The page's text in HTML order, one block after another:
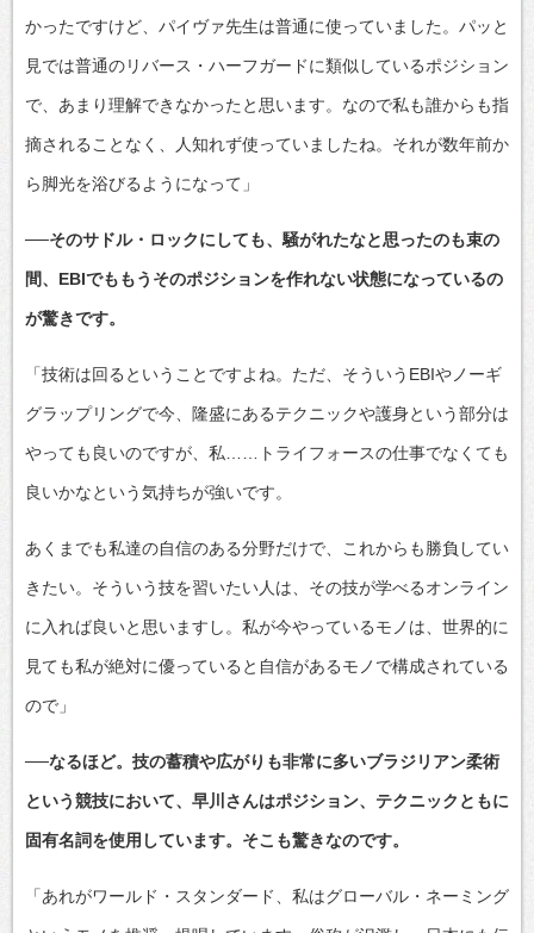
かったですけど、パイヴァ先生は普通に使っていました。パッと
見では普通のリバース・ハーフガードに類似しているポジション
で、あまり理解できなかったと思います。なので私も誰からも指
摘されることなく、人知れず使っていましたね。それが数年前か
ら脚光を浴びるようになって」
──そのサドル・ロックにしても、騒がれたなと思ったのも束の
間、EBIでももうそのポジションを作れない状態になっているの
が驚きです。
「技術は回るということですよね。ただ、そういうEBIやノーギ
グラップリングで今、隆盛にあるテクニックや護身という部分は
やっても良いのですが、私……トライフォースの仕事でなくても
良いかなという気持ちが強いです。
あくまでも私達の自信のある分野だけで、これからも勝負してい
きたい。そういう技を習いたい人は、その技が学べるオンライン
に入れば良いと思いますし。私が今やっているモノは、世界的に
見ても私が絶対に優っていると自信があるモノで構成されている
ので」
──なるほど。技の蓄積や広がりも非常に多いブラジリアン柔術
という競技において、早川さんはポジション、テクニックともに
固有名詞を使用しています。そこも驚きなのです。
「あれがワールド・スタンダード、私はグローバル・ネーミング